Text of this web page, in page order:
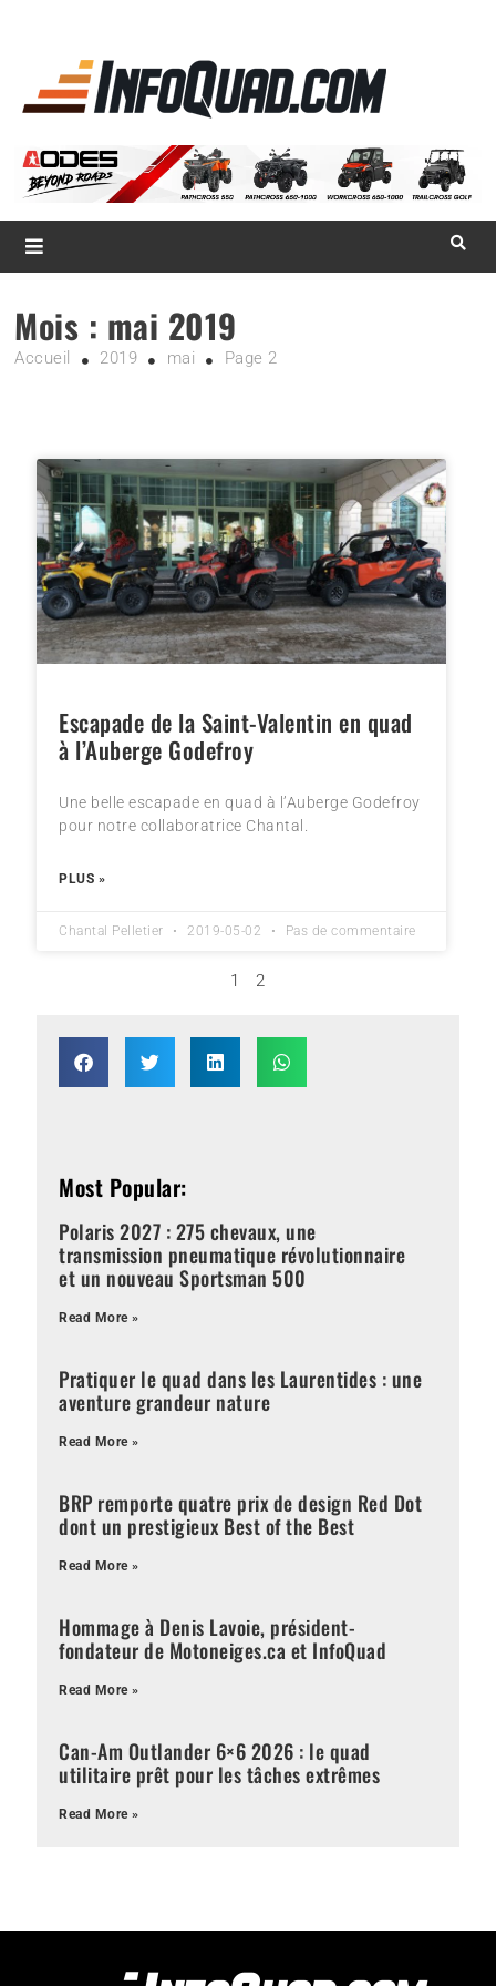
Magazine InfoQuad.com
Mois : mai 2019
Accueil 2019 mai Page 2
Escapade de la Saint-Valentin en quad
à l’Auberge Godefroy
Une belle escapade en quad à l’Auberge Godefroy
pour notre collaboratrice Chantal.
PLUS »
Chantal Pelletier 2019-05-02 Pas de commentaire
1 2
Most Popular:
Polaris 2027 : 275 chevaux, une
transmission pneumatique révolutionnaire
et un nouveau Sportsman 500
Read More »
Pratiquer le quad dans les Laurentides : une
aventure grandeur nature
Read More »
BRP remporte quatre prix de design Red Dot
dont un prestigieux Best of the Best
Read More »
Hommage à Denis Lavoie, président-
fondateur de Motoneiges.ca et InfoQuad
Read More »
Can-Am Outlander 6×6 2026 : le quad
utilitaire prêt pour les tâches extrêmes
Read More »